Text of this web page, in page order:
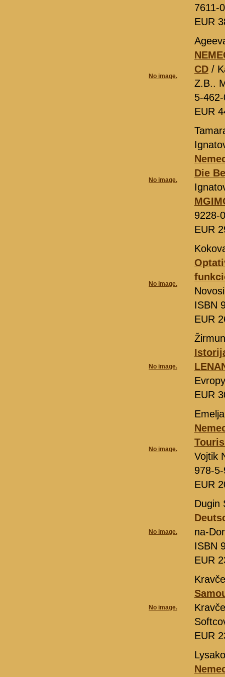
7611-
EUR
No image.
CD /
Z.B..
5-
EUR
No image.
Die
9228-
EUR
No image.
ISBN
EUR
No image.
EUR
No image.
Vojtik
978-
EUR
No image.
Dugin
na-
ISBN
EUR
No image.
EUR